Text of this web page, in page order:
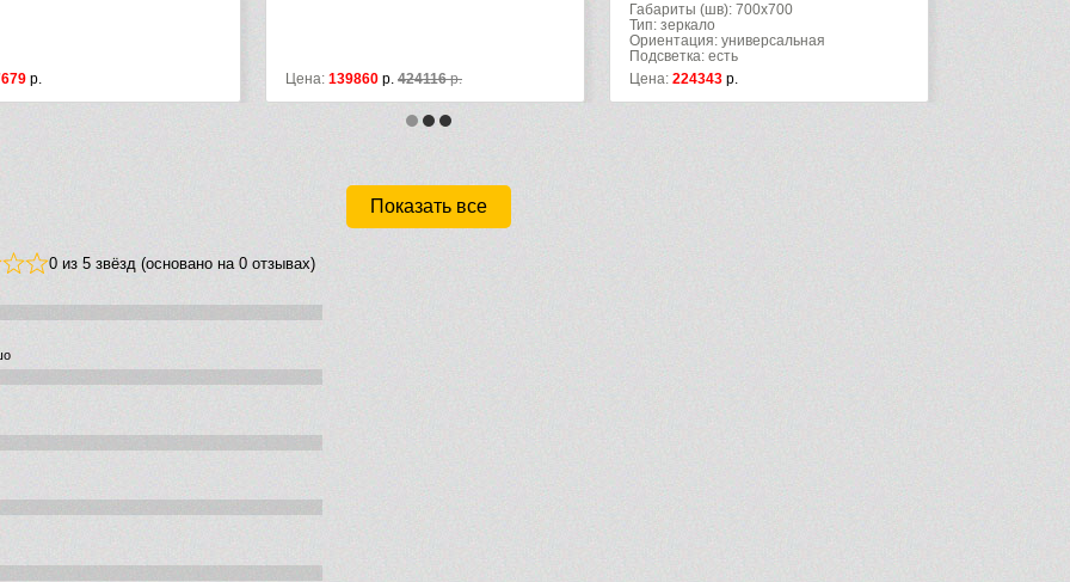
р. Цена: 139860 р. 424116р.
Габариты (шв): 700x700
Тип: зеркало
Ориентация: универсальная
Подсветка: есть
Цена: 224343 р.
Показать все
0 из 5 звёзд (основано на 0 отзывах)